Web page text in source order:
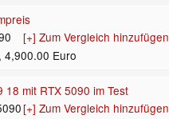
[+] Zum Vergleich hinzufügen
4,900.00 Euro
mit RTX 5090 im Test
[+] Zum Vergleich hinzufügen